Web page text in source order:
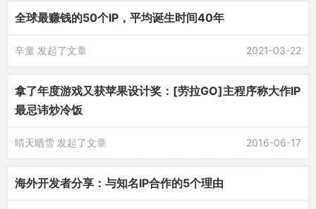
全球最赚钱的50个IP，平均诞生时间40年
辛童 发起了文章 2021-03-22
拿了年度游戏又获苹果设计奖：[劳拉GO]主程序称大作IP
最忌讳炒冷饭
晴天晒雪 发起了文章 2016-06-17
海外开发者分享：与知名IP合作的5个理由